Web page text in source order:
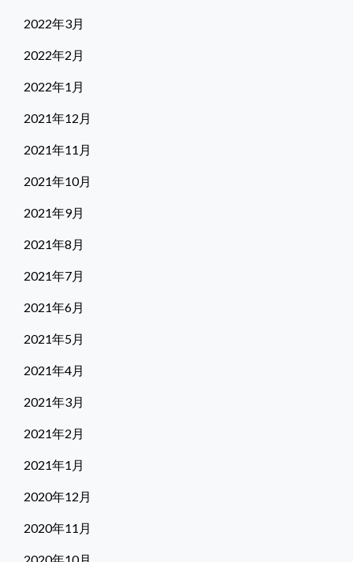
2022年3月
2022年2月
2022年1月
2021年12月
2021年11月
2021年10月
2021年9月
2021年8月
2021年7月
2021年6月
2021年5月
2021年4月
2021年3月
2021年2月
2021年1月
2020年12月
2020年11月